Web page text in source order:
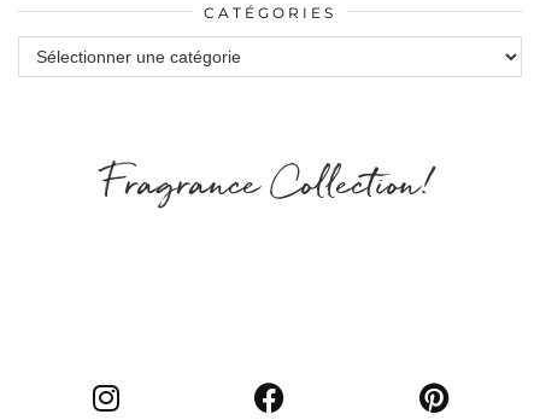
CATÉGORIES
Catégories
Fragrance Collection!